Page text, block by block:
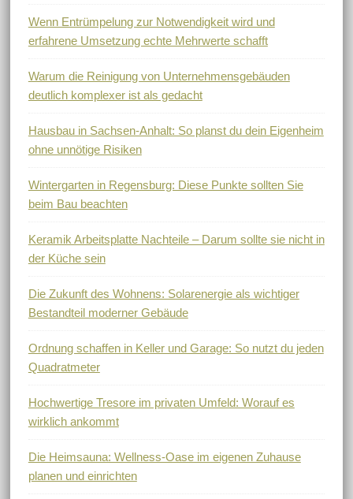
Wenn Entrümpelung zur Notwendigkeit wird und
erfahrene Umsetzung echte Mehrwerte schafft
Warum die Reinigung von Unternehmensgebäuden
deutlich komplexer ist als gedacht
Hausbau in Sachsen-Anhalt: So planst du dein Eigenheim
ohne unnötige Risiken
Wintergarten in Regensburg: Diese Punkte sollten Sie
beim Bau beachten
Keramik Arbeitsplatte Nachteile – Darum sollte sie nicht in
der Küche sein
Die Zukunft des Wohnens: Solarenergie als wichtiger
Bestandteil moderner Gebäude
Ordnung schaffen in Keller und Garage: So nutzt du jeden
Quadratmeter
Hochwertige Tresore im privaten Umfeld: Worauf es
wirklich ankommt
Die Heimsauna: Wellness-Oase im eigenen Zuhause
planen und einrichten